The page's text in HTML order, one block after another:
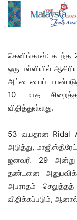
கெனிங்காவ்: கடந்த
ஒரு பள்ளியில்
அட்டையைப்
10 மாத
விதித்துள்ளது.
53 வயதான Ridal
அடுத்து,
ஜனவரி 29 அன்று
தண்டனை அனுபவிக்க
அபராதம்
விதிக்கப்படும்,